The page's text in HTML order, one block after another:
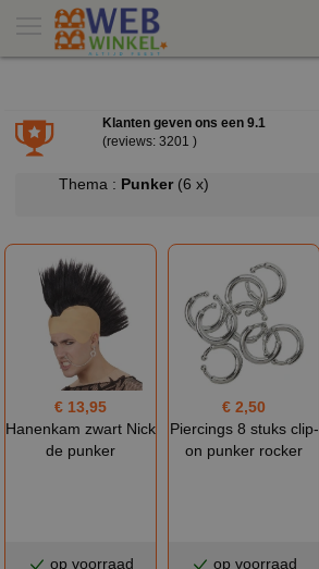
Klanten geven ons een 9.1
(reviews: 3201 )
Thema : Punker (6 x)
€ 13,95
Hanenkam zwart Nick
de punker
op voorraad
€ 2,50
Piercings 8 stuks clip-
on punker rocker
op voorraad